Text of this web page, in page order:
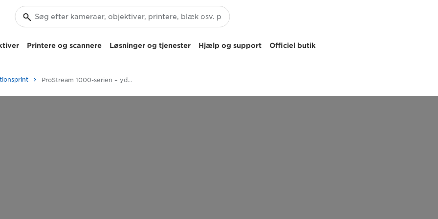
Printere og scannere Løsninger og tjenester Hjælp og support Officiel butik
ProStream 1000-serien – yderst produktivt, digitalt inkjet-rulleprintersystem